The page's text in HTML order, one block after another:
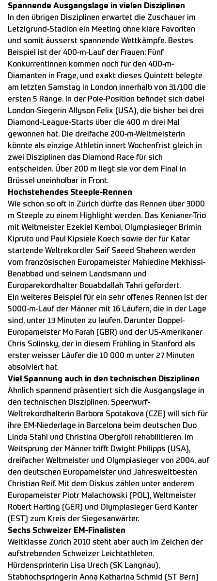
Spannende Ausgangslage in vielen Disziplinen
In den übrigen Disziplinen erwartet die Zuschauer im
Letzigrund-Stadion ein Meeting ohne klare Favoriten
und somit äusserst spannende Wettkämpfe. Bestes
Beispiel ist der 400-m-Lauf der Frauen: Fünf
Konkurrentinnen kommen noch für den 400-m-
Diamanten in Frage, und exakt dieses Quintett belegte
am letzten Samstag in London innerhalb von 31/100 die
ersten 5 Ränge. In der Pole-Position befindet sich dabei
London-Siegerin Allyson Felix (USA), die bisher bei drei
Diamond-League-Starts über die 400 m drei Mal
gewonnen hat. Die dreifache 200-m-Weltmeisterin
könnte als einzige Athletin innert Wochenfrist gleich in
zwei Disziplinen das Diamond Race für sich
entscheiden. Über 200 m liegt sie vor dem Final in
Brüssel uneinholbar in Front.
Hochstehendes Steeple-Rennen
Wie schon so oft in Zürich dürfte das Rennen über 3000
m Steeple zu einem Highlight werden. Das Kenianer-Trio
mit Weltmeister Ezekiel Kemboi, Olympiasieger Brimin
Kipruto und Paul Kipsiele Koech sowie der für Katar
startende Weltrekordler Saif Saeed Shaheen werden
vom französischen Europameister Mahiedine Mekhissi-
Benabbad und seinem Landsmann und
Europarekordhalter Bouabdallah Tahri gefordert.
Ein weiteres Beispiel für ein sehr offenes Rennen ist der
5000-m-Lauf der Männer mit 16 Läufern, die in der Lage
sind, unter 13 Minuten zu laufen. Darunter Doppel-
Europameister Mo Farah (GBR) und der US-Amerikaner
Chris Solinsky, der in diesem Frühling in Stanford als
erster weisser Läufer die 10 000 m unter 27 Minuten
absolviert hat.
Viel Spannung auch in den technischen Disziplinen
Ähnlich spannend präsentiert sich die Ausgangslage in
den technischen Disziplinen. Speerwurf-
Weltrekordhalterin Barbora Spotakova (CZE) will sich für
ihre EM-Niederlage in Barcelona beim deutschen Duo
Linda Stahl und Christina Obergföll rehabilitieren. Im
Weitsprung der Männer trifft Dwight Philipps (USA),
dreifacher Weltmeister und Olympiasieger von 2004, auf
den deutschen Europameister und Jahresweltbesten
Christian Reif. Mit dem Diskus zählen unter anderem
Europameister Piotr Malachowski (POL), Weltmeister
Robert Harting (GER) und Olympiasieger Gerd Kanter
(EST) zum Kreis der Siegesanwärter.
Sechs Schweizer EM-Finalisten
Weltklasse Zürich 2010 steht aber auch im Zeichen der
aufstrebenden Schweizer Leichtathleten.
Hürdensprinterin Lisa Urech (SK Langnau),
Stabhochspringerin Anna Katharina Schmid (ST Bern)